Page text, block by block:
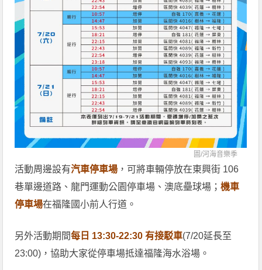
圖/河海音樂季
活動周邊設有汽車停車場 ，可將車輛停放在東興街 106
巷單邊道路、龍門運動公園停車場、澳底壘球場；機車
停車場在福隆國小前人行道。
另外活動期間每日 13:30-22:30 有接駁車(7/20延長至
23:00)，協助大家從停車場抵達福隆海水浴場。